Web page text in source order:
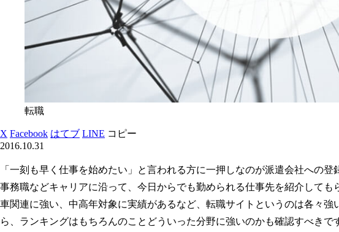
転職
X Facebook はてブ LINE コピー
2016.10.31
「一刻も早く仕事を始めたい」と言われる方に一押しなのが派遣会社への
事務職などキャリアに沿って、今日からでも勤められる仕事先を紹介しても
車関連に強い、中高年対象に実績があるなど、転職サイトというのは各々
ら、ランキングはもちろんのことどういった分野に強いのかも確認すべきで